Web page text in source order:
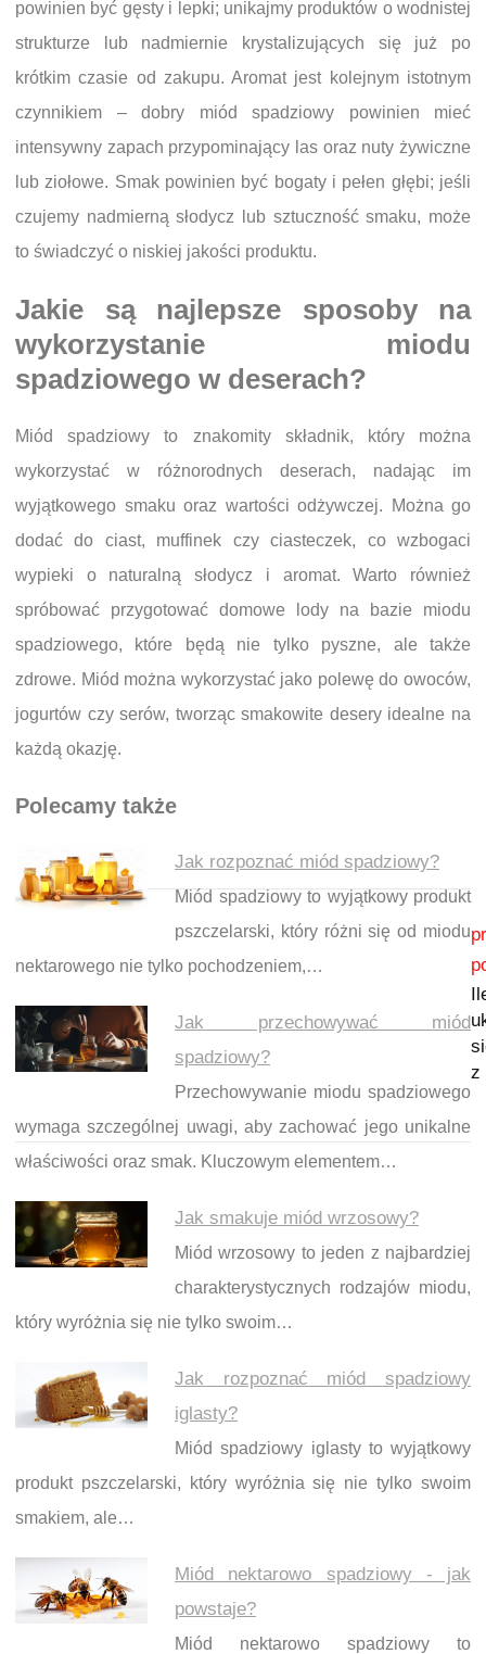
powinien być gęsty i lepki; unikajmy produktów o wodnistej
strukturze lub nadmiernie krystalizujących się już po
krótkim czasie od zakupu. Aromat jest kolejnym istotnym
czynnikiem – dobry miód spadziowy powinien mieć
intensywny zapach przypominający las oraz nuty żywiczne
lub ziołowe. Smak powinien być bogaty i pełen głębi; jeśli
czujemy nadmierną słodycz lub sztuczność smaku, może
to świadczyć o niskiej jakości produktu.
Jakie są najlepsze sposoby na
wykorzystanie miodu
spadziowego w deserach?
Miód spadziowy to znakomity składnik, który można
wykorzystać w różnorodnych deserach, nadając im
wyjątkowego smaku oraz wartości odżywczej. Można go
dodać do ciast, muffinek czy ciasteczek, co wzbogaci
wypieki o naturalną słodycz i aromat. Warto również
spróbować przygotować domowe lody na bazie miodu
spadziowego, które będą nie tylko pyszne, ale także
zdrowe. Miód można wykorzystać jako polewę do owoców,
jogurtów czy serów, tworząc smakowite desery idealne na
każdą okazję.
Polecamy także
Jak rozpoznać miód spadziowy?
Miód spadziowy to wyjątkowy produkt
pszczelarski, który różni się od miodu
nektarowego nie tylko pochodzeniem,…
Jak przechowywać miód
spadziowy?
Przechowywanie miodu spadziowego
wymaga szczególnej uwagi, aby zachować jego unikalne
właściwości oraz smak. Kluczowym elementem…
Jak smakuje miód wrzosowy?
Miód wrzosowy to jeden z najbardziej
charakterystycznych rodzajów miodu,
który wyróżnia się nie tylko swoim…
Jak rozpoznać miód spadziowy
iglasty?
Miód spadziowy iglasty to wyjątkowy
produkt pszczelarski, który wyróżnia się nie tylko swoim
smakiem, ale…
Miód nektarowo spadziowy - jak
powstaje?
Miód nektarowo spadziowy to
Nawigacja wpisu
z